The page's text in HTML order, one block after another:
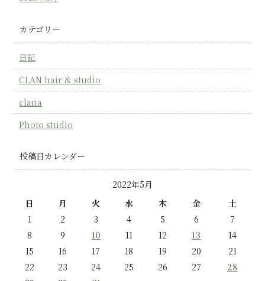
カテゴリー
日記
CLAN hair & studio
clana
Photo studio
投稿日カレンダー
2022年5月
日
月 火 水 木 金
土
1
2 3 4 5 6
7
8
9 10 11 12 13
14
15
16 17 18 19 20
21
22
23 24 25 26 27
28